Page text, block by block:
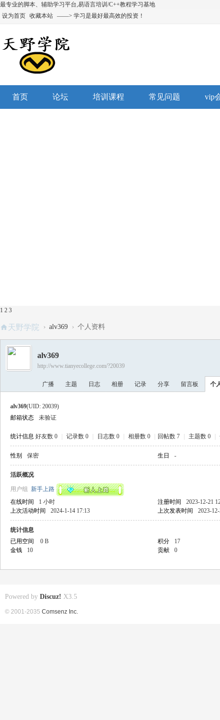
最专业的脚本、辅助学习平台,易语言培训/C++教程学习基地
设为首页 收藏本站 ——> 学习是最好最高效的投资！
首页 论坛 培训课程 常见问题 vip
1 2 3
天野学院 › alv369 › 个人资料
alv369
http://www.tianyecollege.com/?20039
广播 主题 日志 相册 记录 分享 留言板 个
alv369(UID: 20039)
邮箱状态
未验证
统计信息 好友数 0 记录数 0 日志数 0 相册数 0 回帖数 7 主题数 0
性别 保密 生日 -
活跃概况
用户组 新手上路
在线时间
1 小时 注册时间
2023-12-21
上次活动时间
2024-1-14 17:13 上次发表时间 2023-
统计信息
已用空间
0 B 积分
17
金钱
10 贡献 0
Powered by Discuz! X3.5
© 2001-2035 Comsenz Inc.